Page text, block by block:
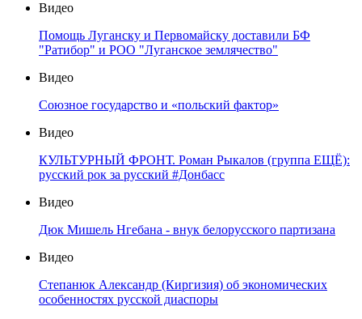
Видео
Помощь Луганску и Первомайску доставили БФ
"Ратибор" и РОО "Луганское землячество"
Видео
Союзное государство и «польский фактор»
Видео
КУЛЬТУРНЫЙ ФРОНТ. Роман Рыкалов (группа ЕЩЁ):
русский рок за русский #Донбасс
Видео
Дюк Мишель Нгебана - внук белорусского партизана
Видео
Степанюк Александр (Киргизия) об экономических
особенностях русской диаспоры